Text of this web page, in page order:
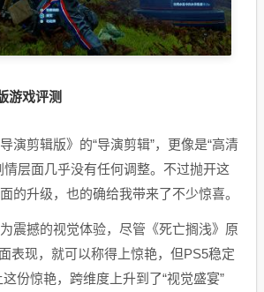
游戏评测
演剪辑版》的“导演剪辑”，更像是“高清
情层面几乎没有任何调整。不过抛开这
的升级，也的确给我带来了不少惊喜。
震撼的视觉体验，尽管《死亡搁浅》原
表现，就可以称得上惊艳，但PS5稳定
份惊艳，跨维度上升到了“视觉盛宴”